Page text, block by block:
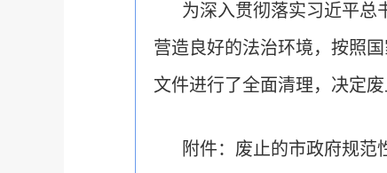
为深入贯彻落实习近平总
营造良好的法治环境，按照
文件进行了全面清理，决定
附件：废止的市政府规范